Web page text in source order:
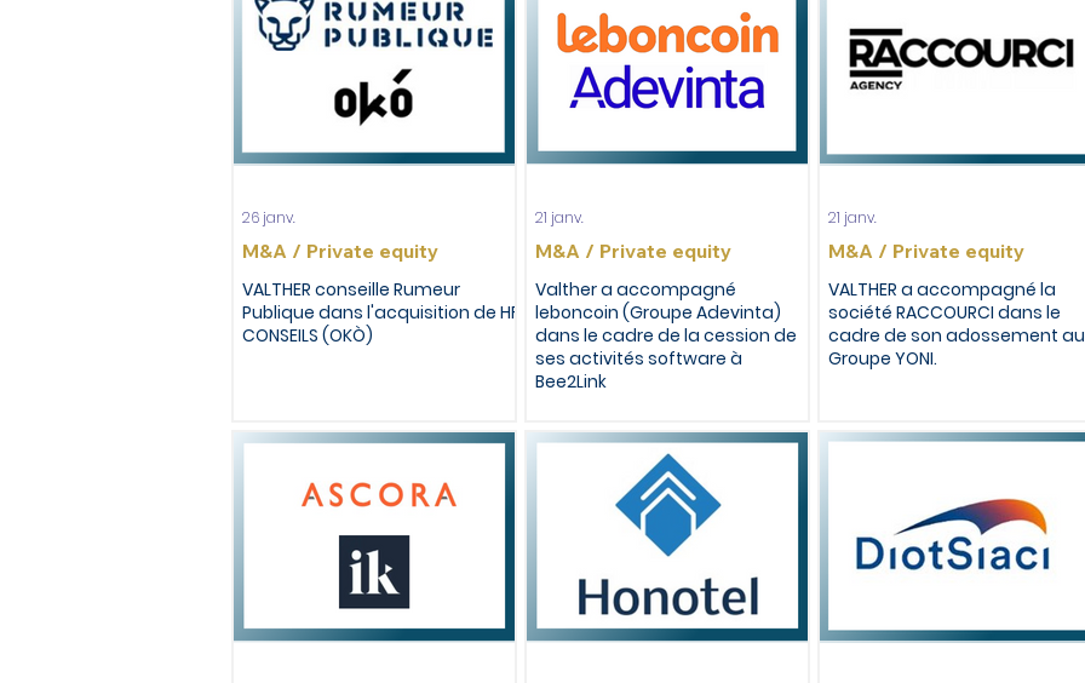
VALTHER conseille Rumeur
Publique dans l'acquisition de HF
CONSEILS (OKÒ)
M&A / Private equity
26 janv.
Valther a accompagné
leboncoin (Groupe Adevinta)
dans le cadre de la cession de
ses activités software à
Bee2Link
M&A / Private equity
21 janv.
VALTHER a accompagné la
société RACCOURCI dans le
cadre de son adossement au
Groupe YONI.
M&A / Private equity
21 janv.